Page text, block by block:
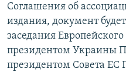
Соглашения об
издания, документ
заседания
президентом Украины
президентом Совета